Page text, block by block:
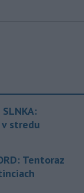
SLNKA:
stredu
Tentoraz